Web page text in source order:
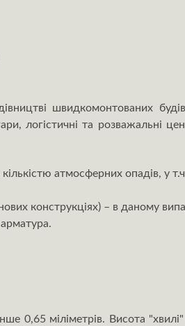
швидкомонтованих
логістичні та розважальні
атмосферних опадів, у
конструкціях) – в даному
0,65 міліметрів. Висота